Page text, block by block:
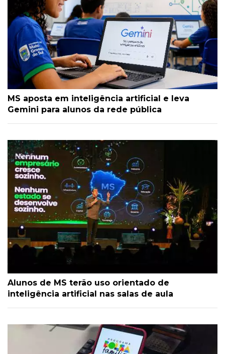
MS aposta em inteligência artificial e leva
Gemini para alunos da rede pública
Alunos de MS terão uso orientado de
inteligência artificial nas salas de aula